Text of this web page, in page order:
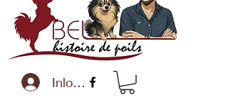
Inloggen